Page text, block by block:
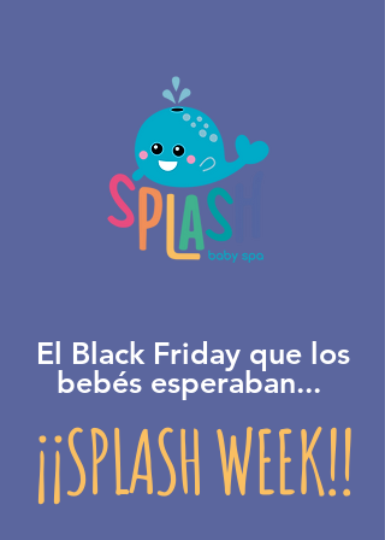
El Black Friday que los
bebés esperaban...
¡¡SPLASH WEEK!!